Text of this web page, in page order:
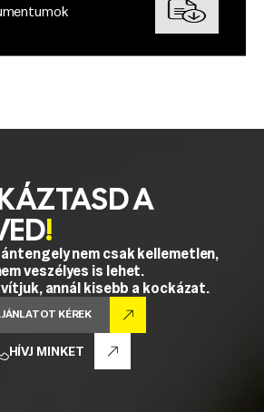
A
!
nem csak kellemetlen,
veszélyes is lehet.
annál kisebb a kockázat.
KÉREK
HÍVJ MINKET